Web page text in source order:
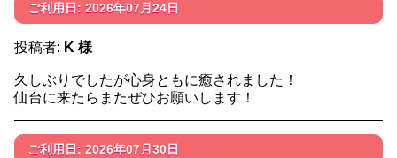
ご利用日: 2026年07月24日
投稿者: K 様
久しぶりでしたが心身ともに癒されました！
仙台に来たらまたぜひお願いします！
ご利用日: 2026年07月30日